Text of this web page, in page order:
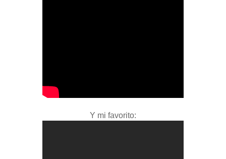
Y mi favorito: